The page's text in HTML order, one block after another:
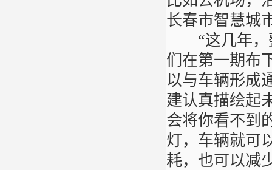
长春市智慧城
“这几年，
们在第一期布
以与车辆形成
建认真描绘起
会将你看不到
灯，车辆就可
耗，也可以减